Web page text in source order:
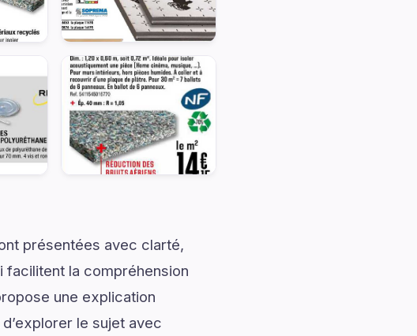
présentées avec clarté,
la compréhension
une explication
le sujet avec